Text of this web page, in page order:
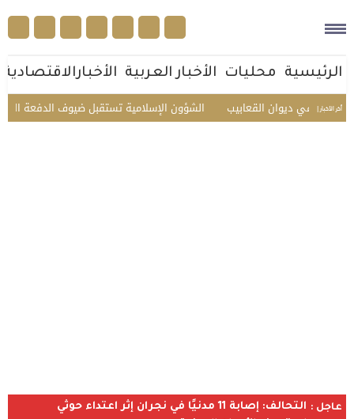
الرئيسية محليات الأخبار العربية الأخبارالاقتصادية
أخر الأخبار | الشؤون الإسلامية تستقبل ضيوف الدفعة الثانية في ديوان القعابيب
عاجل :
التحالف: إصابة 11 مدنيًا في نجران إثر اعتداء حوثي